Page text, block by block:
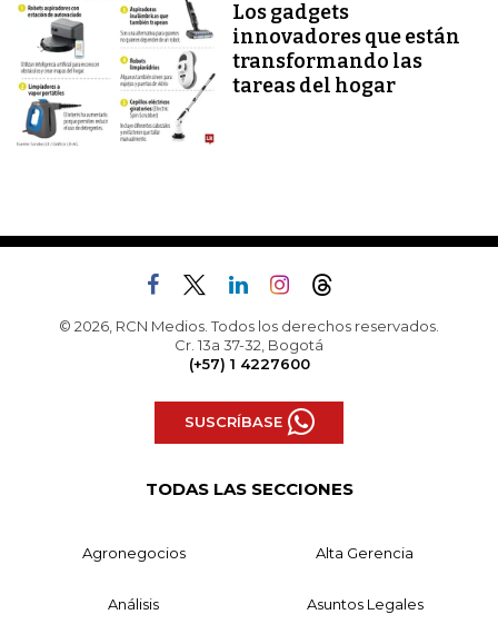
Los gadgets
innovadores que están
transformando las
tareas del hogar
© 2026, RCN Medios. Todos los derechos reservados.
Cr. 13a 37-32, Bogotá
(+57) 1 4227600
SUSCRÍBASE
TODAS LAS SECCIONES
Agronegocios Alta Gerencia
Análisis Asuntos Legales